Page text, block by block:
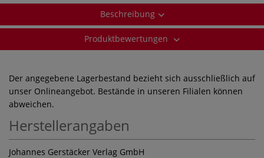
Beschreibung
Produktbewertungen
Der angegebene Lagerbestand bezieht sich ausschließlich auf
unser Onlineangebot. Bestände in unseren Filialen können
abweichen.
Herstellerangaben
Johannes Gerstäcker Verlag GmbH